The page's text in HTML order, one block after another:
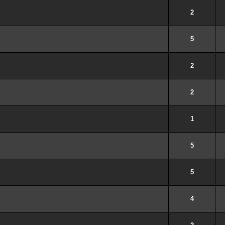
2
5
2
2
1
5
5
4